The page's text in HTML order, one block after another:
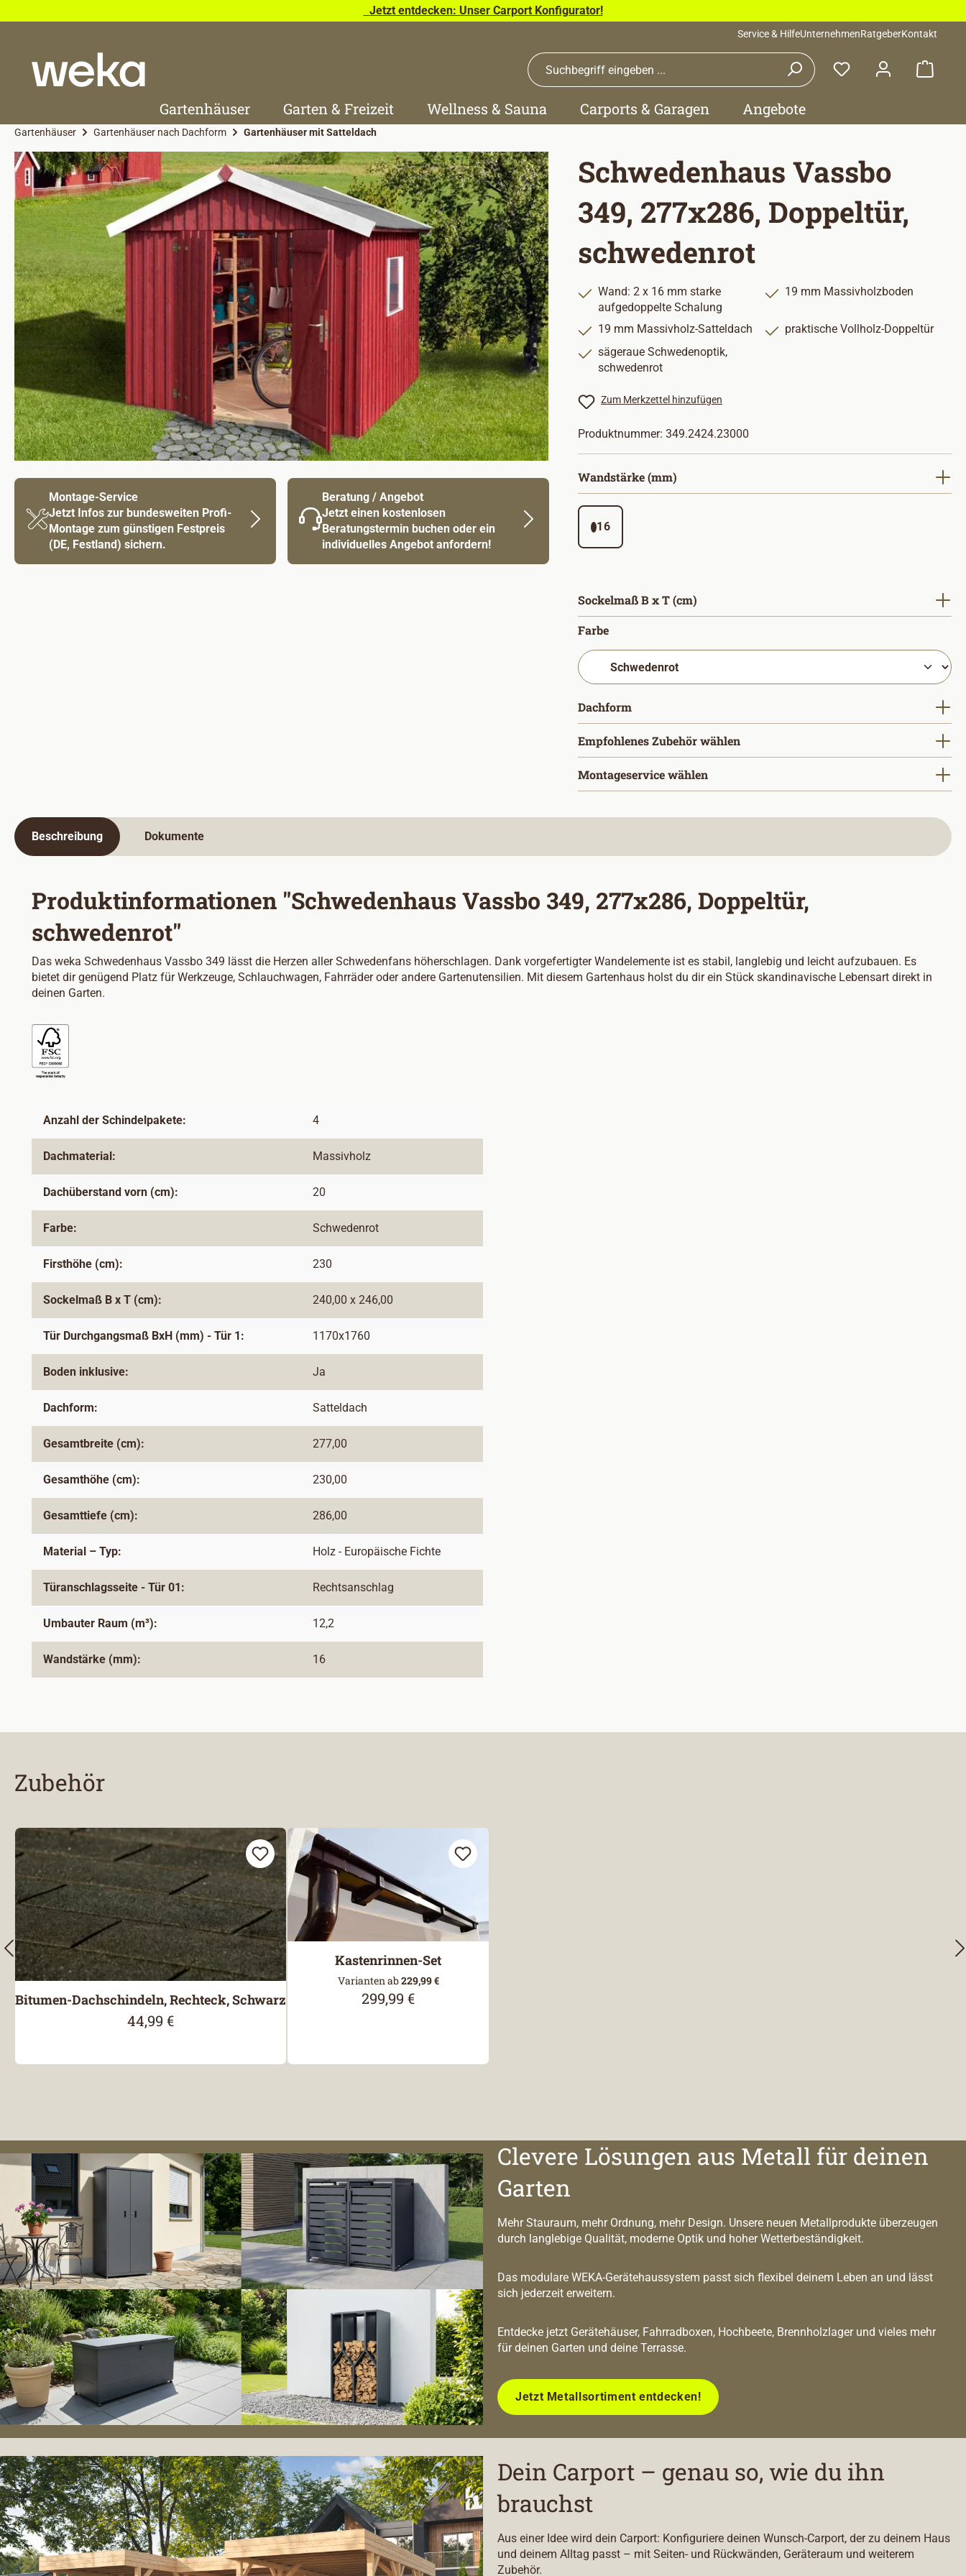
Jetzt entdecken: Unser Carport Konfigurator!
Service & HilfeUnternehmenRatgeberKontakt
Gartenhäuser Garten & Freizeit Wellness & Sauna Carports & Garagen Angebote
Gartenhäuser Gartenhäuser nach Dachform Gartenhäuser mit Satteldach
Bildergalerie überspringen
Montage-Service
Jetzt Infos zur bundesweiten Profi-
Montage zum günstigen Festpreis
(DE, Festland) sichern.
Beratung / Angebot
Jetzt einen kostenlosen
Beratungstermin buchen oder ein
individuelles Angebot anfordern!
Schwedenhaus Vassbo
349, 277x286, Doppeltür,
schwedenrot
Wand: 2 x 16 mm starke
aufgedoppelte Schalung
19 mm Massivholzboden
19 mm Massivholz-Satteldach
praktische Vollholz-Doppeltür
sägeraue Schwedenoptik,
schwedenrot
Zum Merkzettel hinzufügen
Produktnummer: 349.2424.23000
Wandstärke (mm)
16
Sockelmaß B x T (cm)
Farbeauswählen
Dachform
Empfohlenes Zubehör wählen
Montageservice wählen
Beschreibung Dokumente
Produktinformationen "Schwedenhaus Vassbo 349, 277x286, Doppeltür,
schwedenrot"
Das weka Schwedenhaus Vassbo 349 lässt die Herzen aller Schwedenfans höherschlagen. Dank vorgefertigter Wandelemente ist es stabil, langlebig und leicht aufzubauen. Es
bietet dir genügend Platz für Werkzeuge, Schlauchwagen, Fahrräder oder andere Gartenutensilien. Mit diesem Gartenhaus holst du dir ein Stück skandinavische Lebensart direkt in
deinen Garten.
Anzahl der Schindelpakete: 4
Dachmaterial: Massivholz
Dachüberstand vorn (cm): 20
Farbe: Schwedenrot
Firsthöhe (cm): 230
Sockelmaß B x T (cm): 240,00 x 246,00
Tür Durchgangsmaß BxH (mm) - Tür 1: 1170x1760
Boden inklusive: Ja
Dachform: Satteldach
Gesamtbreite (cm): 277,00
Gesamthöhe (cm): 230,00
Gesamttiefe (cm): 286,00
Material – Typ: Holz - Europäische Fichte
Türanschlagsseite - Tür 01: Rechtsanschlag
Umbauter Raum (m³): 12,2
Wandstärke (mm): 16
Zubehör
Bitumen-Dachschindeln, Rechteck, Schwarz
Regulärer Preis:
44,99 €
Kastenrinnen-Set
Varianten ab229,99 €
Regulärer Preis:
299,99 €
Clevere Lösungen aus Metall für deinen
Garten
Mehr Stauraum, mehr Ordnung, mehr Design. Unsere neuen Metallprodukte überzeugen
durch langlebige Qualität, moderne Optik und hoher Wetterbeständigkeit.
Das modulare WEKA-Gerätehaussystem passt sich flexibel deinem Leben an und lässt
sich jederzeit erweitern.
Entdecke jetzt Gerätehäuser, Fahrradboxen, Hochbeete, Brennholzlager und vieles mehr
für deinen Garten und deine Terrasse.
Jetzt Metallsortiment entdecken!
Dein Carport – genau so, wie du ihn
brauchst
Aus einer Idee wird dein Carport: Konfiguriere deinen Wunsch-Carport, der zu deinem Haus
und deinem Alltag passt – mit Seiten- und Rückwänden, Geräteraum und weiterem
Zubehör.